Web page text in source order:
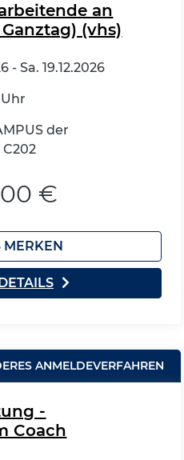
an
(vhs)
- Sa. 19.12.2026
Uhr
der
€
ANMELDEVERFAHREN
-
Coach